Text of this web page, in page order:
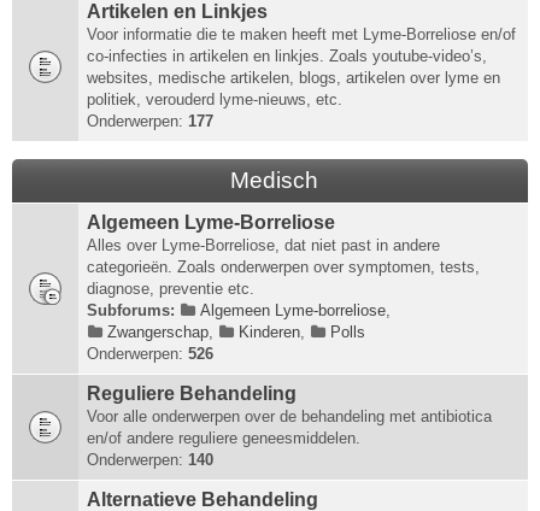
Artikelen en Linkjes
Voor informatie die te maken heeft met Lyme-Borreliose en/of
co-infecties in artikelen en linkjes. Zoals youtube-video’s,
websites, medische artikelen, blogs, artikelen over lyme en
politiek, verouderd lyme-nieuws, etc.
Onderwerpen: 177
Medisch
Algemeen Lyme-Borreliose
Alles over Lyme-Borreliose, dat niet past in andere
categorieën. Zoals onderwerpen over symptomen, tests,
diagnose, preventie etc.
Subforums:
Algemeen Lyme-borreliose,
Zwangerschap, Kinderen,
Polls
Onderwerpen: 526
Reguliere Behandeling
Voor alle onderwerpen over de behandeling met antibiotica
en/of andere reguliere geneesmiddelen.
Onderwerpen: 140
Alternatieve Behandeling